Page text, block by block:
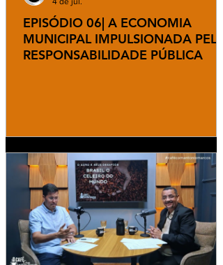
EPISÓDIO 06| A ECONOMIA
MUNICIPAL IMPULSIONADA PELA
RESPONSABILIDADE PÚBLICA